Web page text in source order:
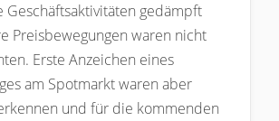
Geschäftsaktivitäten gedämpft
Preisbewegungen waren nicht
Erste Anzeichen eines
am Spotmarkt waren aber
und für die kommenden